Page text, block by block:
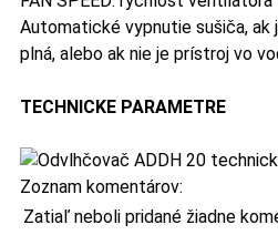
Automatické vypnutie sušiča, ak
plná, alebo ak nie je prístroj vo
TECHNICKE PARAMETRE
Zoznam komentárov:
Zatiaľ neboli pridané žiadne